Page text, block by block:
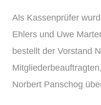
Als Kassenprüfer
Ehlers und Uwe
bestellt der Vorstand
Norbert Panschog